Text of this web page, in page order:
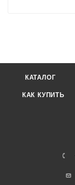
КАТАЛОГ
КАК КУПИТЬ